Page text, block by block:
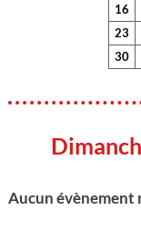
16
23
30
Aucun évènement